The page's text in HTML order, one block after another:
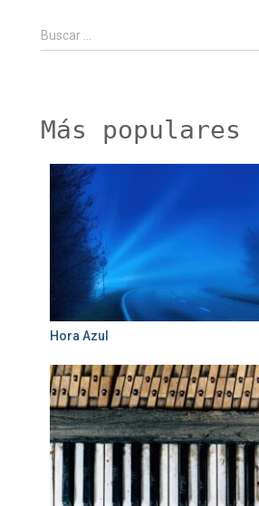
u
Buscar …
Más populares
Hora Azul